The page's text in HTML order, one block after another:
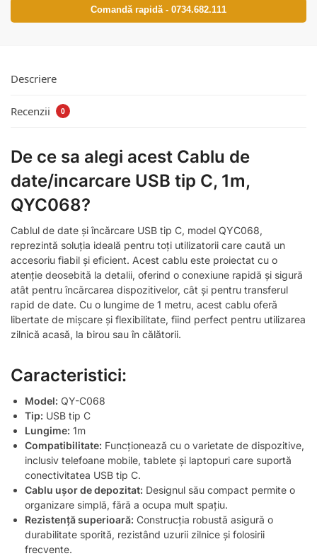
Comandă rapidă - 0734.682.111
Descriere
Recenzii 0
De ce sa alegi acest Cablu de
date/incarcare USB tip C, 1m,
QYC068?
Cablul de date și încărcare USB tip C, model QYC068,
reprezintă soluția ideală pentru toți utilizatorii care caută un
accesoriu fiabil și eficient. Acest cablu este proiectat cu o
atenție deosebită la detalii, oferind o conexiune rapidă și sigură
atât pentru încărcarea dispozitivelor, cât și pentru transferul
rapid de date. Cu o lungime de 1 metru, acest cablu oferă
libertate de mișcare și flexibilitate, fiind perfect pentru utilizarea
zilnică acasă, la birou sau în călătorii.
Caracteristici:
Model: QY-C068
Tip: USB tip C
Lungime: 1m
Compatibilitate: Funcționează cu o varietate de dispozitive,
inclusiv telefoane mobile, tablete și laptopuri care suportă
conectivitatea USB tip C.
Cablu ușor de depozitat: Designul său compact permite o
organizare simplă, fără a ocupa mult spațiu.
Rezistență superioară: Construcția robustă asigură o
durabilitate sporită, rezistând uzurii zilnice și folosirii
frecvente.